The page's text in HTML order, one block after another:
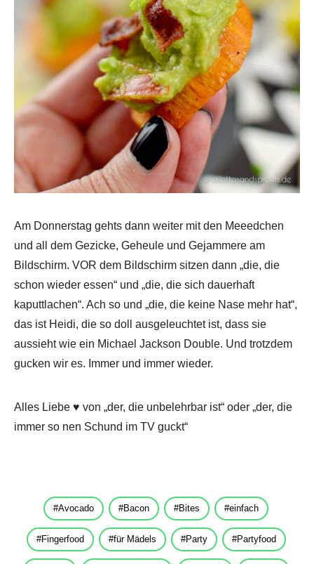
Am Donnerstag gehts dann weiter mit den Meeedchen
und all dem Gezicke, Geheule und Gejammere am
Bildschirm. VOR dem Bildschirm sitzen dann „die, die
schon wieder essen“ und „die, die sich dauerhaft
kaputtlachen“. Ach so und „die, die keine Nase mehr hat“,
das ist Heidi, die so doll ausgeleuchtet ist, dass sie
aussieht wie ein Michael Jackson Double. Und trotzdem
gucken wir es. Immer und immer wieder.
Alles Liebe ♥ von „der, die unbelehrbar ist“ oder „der, die
immer so nen Schund im TV guckt“
Avocado Bacon Bites einfach
Fingerfood für Mädels Party Partyfood